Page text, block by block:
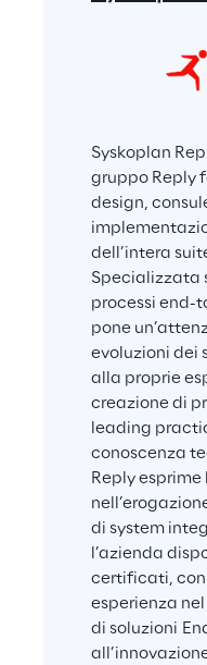
Syskoplan
gruppo Reply
design,
dell’intera
Specializzata
processi end-
pone
evoluzioni dei
alla proprie
creazione di
leading
conoscenza
Reply
di system
l’azienda
certificati,
esperienza nel
di soluzioni